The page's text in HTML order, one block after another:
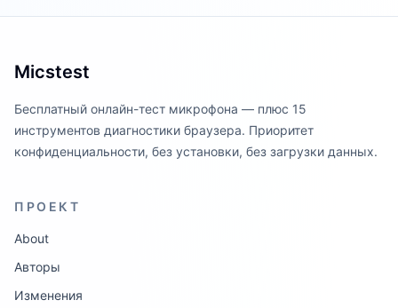
Micstest
Бесплатный онлайн-тест микрофона — плюс 15
инструментов диагностики браузера. Приоритет
конфиденциальности, без установки, без загрузки данных.
ПРОЕКТ
About
Авторы
Изменения